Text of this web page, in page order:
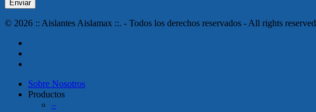
© 2026 :: Aislantes Aislamax ::. - Todos los derechos reservados - All rights reserved
Close
Menu
Sobre Nosotros
Productos
–